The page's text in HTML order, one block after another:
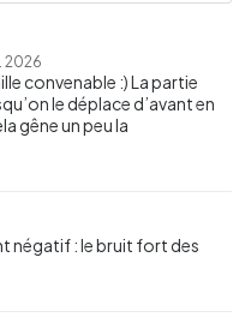
2026
convenable :) La partie
le déplace d’avant en
gêne un peu la
négatif : le bruit fort des